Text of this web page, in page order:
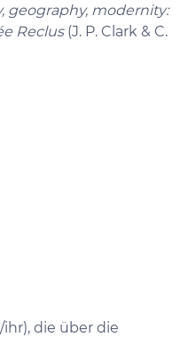
geography, modernity:
Reclus(J. P. Clark & C.
die über die